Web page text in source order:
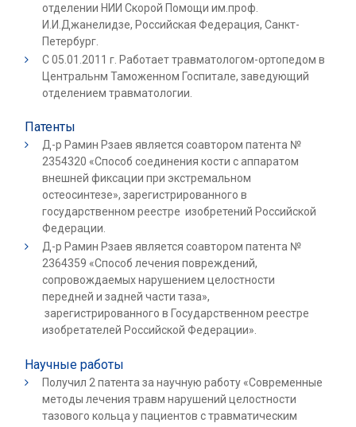
отделении НИИ Скорой Помощи им.проф.
И.И.Джанелидзе, Российская Федерация, Санкт-
Петербург.
С 05.01.2011 г. Работает травматологом-ортопедом в
Центральнм Таможенном Госпитале, заведующий
отделением травматологии.
Патенты
Д-р Рамин Рзаев является соавтором патента №
2354320 «Способ соединения кости с аппаратом
внешней фиксации при экстремальном
остеосинтезе», зарегистрированного в
государственном реестре изобретений Российской
Федерации.
Д-р Рамин Рзаев является соавтором патента №
2364359 «Способ лечения повреждений,
сопровождаемых нарушением целостности
передней и задней части таза»,
зарегистрированного в Государственном реестре
изобретателей Российской Федерации».
Научные работы
Получил 2 патента за научную работу «Современные
методы лечения травм нарушений целостности
тазового кольца у пациентов с травматическим